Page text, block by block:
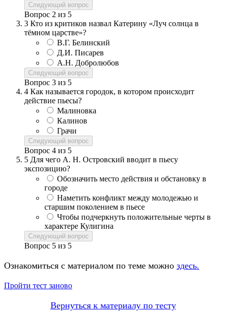
Следующий вопрос
Вопрос 2 из 5
3 Кто из критиков назвал Катерину «Луч солнца в
тёмном царстве»?
В.Г. Белинский
Д.И. Писарев
А.Н. Добролюбов
Следующий вопрос
Вопрос 3 из 5
4 Как называется городок, в котором происходит
действие пьесы?
Малиновка
Калинов
Грачи
Следующий вопрос
Вопрос 4 из 5
5 Для чего А. Н. Островский вводит в пьесу
экспозицию?
Обозначить место действия и обстановку в
городе
Наметить конфликт между молодежью и
старшим поколением в пьесе
Чтобы подчеркнуть положительные черты в
характере Кулигина
Следующий вопрос
Вопрос 5 из 5
Ознакомиться с материалом по теме можно здесь.
Пройти тест заново
Вернуться к материалу по тесту